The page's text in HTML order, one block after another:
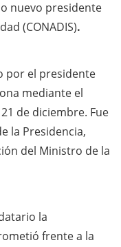
nuevo presidente
(CONADIS).
por el presidente
mediante el
de diciembre. Fue
la Presidencia,
del Ministro de la
la
frente a la